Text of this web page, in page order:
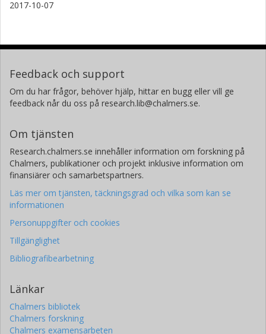
2017-10-07
Feedback och support
Om du har frågor, behöver hjälp, hittar en bugg eller vill ge
feedback når du oss på research.lib@chalmers.se.
Om tjänsten
Research.chalmers.se innehåller information om forskning på
Chalmers, publikationer och projekt inklusive information om
finansiärer och samarbetspartners.
Läs mer om tjänsten, täckningsgrad och vilka som kan se
informationen
Personuppgifter och cookies
Tillgänglighet
Bibliografibearbetning
Länkar
Chalmers bibliotek
Chalmers forskning
Chalmers examensarbeten